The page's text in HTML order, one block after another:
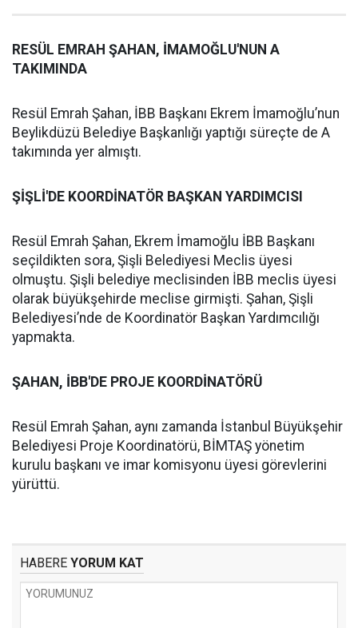
RESÜL EMRAH ŞAHAN, İMAMOĞLU'NUN A
TAKIMINDA
Resül Emrah Şahan, İBB Başkanı Ekrem İmamoğlu’nun
Beylikdüzü Belediye Başkanlığı yaptığı süreçte de A
takımında yer almıştı.
ŞİŞLİ'DE KOORDİNATÖR BAŞKAN YARDIMCISI
Resül Emrah Şahan, Ekrem İmamoğlu İBB Başkanı
seçildikten sora, Şişli Belediyesi Meclis üyesi
olmuştu. Şişli belediye meclisinden İBB meclis üyesi
olarak büyükşehirde meclise girmişti. Şahan, Şişli
Belediyesi’nde de Koordinatör Başkan Yardımcılığı
yapmakta.
ŞAHAN, İBB'DE PROJE KOORDİNATÖRÜ
Resül Emrah Şahan, aynı zamanda İstanbul Büyükşehir
Belediyesi Proje Koordinatörü, BİMTAŞ yönetim
kurulu başkanı ve imar komisyonu üyesi görevlerini
yürüttü.
HABERE YORUM KAT